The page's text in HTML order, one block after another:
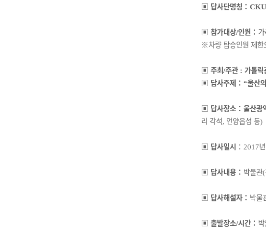
▣ 답사단명칭 ： CKU
▣ 참가대상/인원 ：
※차량 탑승인원 제
▣ 주최/주관 : 가톨릭
▣ 답사주제 ： “울산
▣ 답사장소 ： 울산광
리 각석, 언양읍성 등)
▣ 답사일시 ： 2017년
▣ 답사내용 ： 박물관(
▣ 답사해설자： 박물
▣ 출발장소/시간 ：